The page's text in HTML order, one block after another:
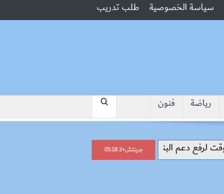
سياسة الخصوصية طلب تدريب
رياضة
فنون
“جبروت امرأة”.. مارست الرذيلة أمامجرينتش+2 05:18